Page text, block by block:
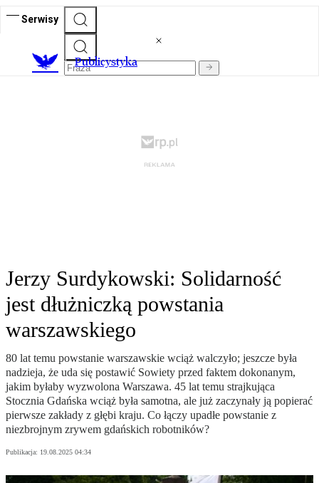
Serwisy
Publicystyka
Jerzy Surdykowski: Solidarność
jest dłużniczką powstania
warszawskiego
80 lat temu powstanie warszawskie wciąż walczyło; jeszcze była
nadzieja, że uda się postawić Sowiety przed faktem dokonanym,
jakim byłaby wyzwolona Warszawa. 45 lat temu strajkująca
Stocznia Gdańska wciąż była samotna, ale już zaczynały ją popierać
pierwsze zakłady z głębi kraju. Co łączy upadłe powstanie z
niezbrojnym zrywem gdańskich robotników?
Publikacja: 19.08.2025 04:34